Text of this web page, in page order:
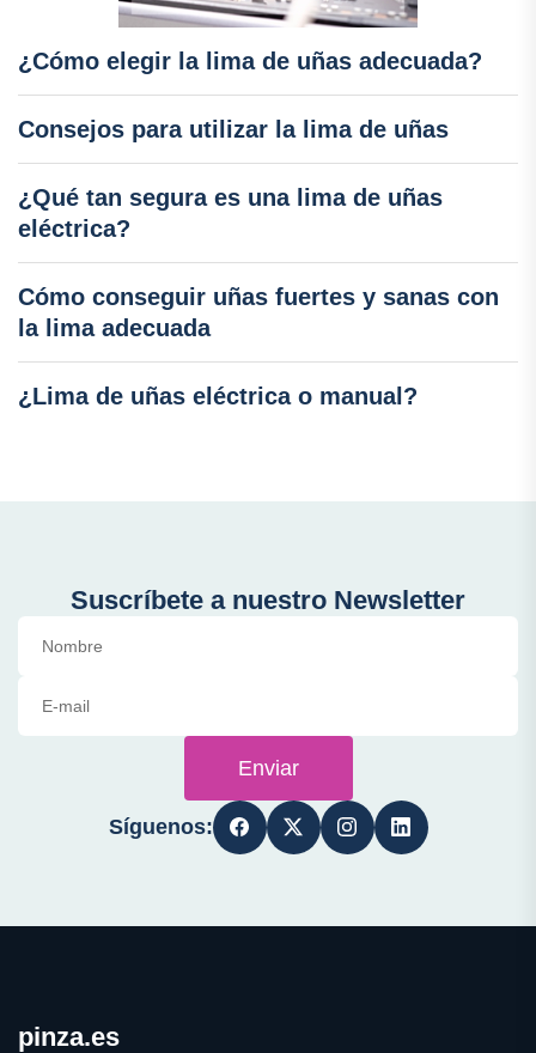
¿Cómo elegir la lima de uñas adecuada?
Consejos para utilizar la lima de uñas
¿Qué tan segura es una lima de uñas
eléctrica?
Cómo conseguir uñas fuertes y sanas con
la lima adecuada
¿Lima de uñas eléctrica o manual?
Suscríbete a nuestro Newsletter
Enviar
Síguenos:
pinza.es